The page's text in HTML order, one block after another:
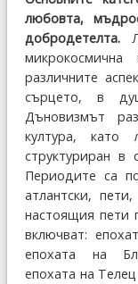
любовта,
добродетелта.
различните
сърцето, в
Дъновизмът
култура, като
структуриран в
Периодите са
атлантски,
настоящия пети
включват:
епохата на
епохата на